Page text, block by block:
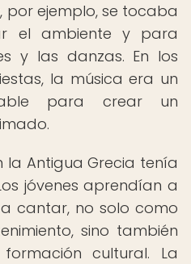
por ejemplo, se tocaba
el ambiente y para
y las danzas. En los
la música era un
para crear un
la Antigua Grecia tenía
jóvenes aprendían a
cantar, no solo como
sino también
cultural. La